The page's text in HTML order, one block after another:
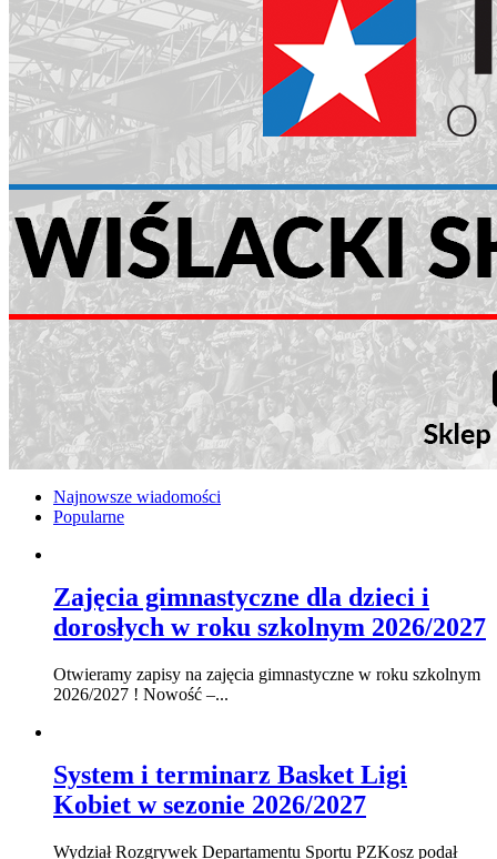
Najnowsze wiadomości
Popularne
Zajęcia gimnastyczne dla dzieci i
dorosłych w roku szkolnym 2026/2027
Otwieramy zapisy na zajęcia gimnastyczne w roku szkolnym
2026/2027 ! Nowość –...
System i terminarz Basket Ligi
Kobiet w sezonie 2026/2027
Wydział Rozgrywek Departamentu Sportu PZKosz podał